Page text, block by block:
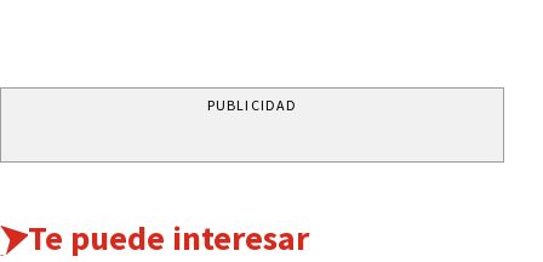
PUBLICIDAD
Te puede interesar